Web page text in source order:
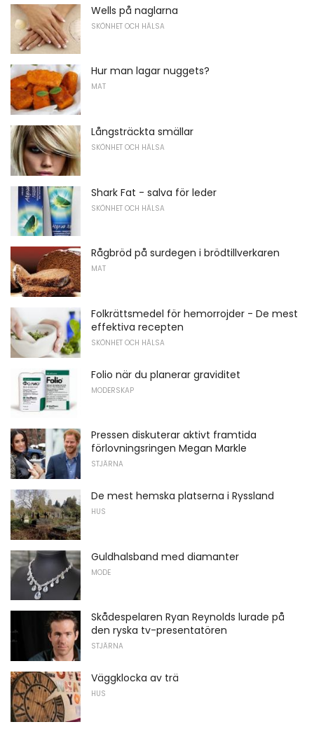
Wells på naglarna
SKÖNHET OCH HÄLSA
Hur man lagar nuggets?
MAT
Långsträckta smällar
SKÖNHET OCH HÄLSA
Shark Fat - salva för leder
SKÖNHET OCH HÄLSA
Rågbröd på surdegen i brödtillverkaren
MAT
Folkrättsmedel för hemorrojder - De mest
effektiva recepten
SKÖNHET OCH HÄLSA
Folio när du planerar graviditet
MODERSKAP
Pressen diskuterar aktivt framtida
förlovningsringen Megan Markle
STJÄRNA
De mest hemska platserna i Ryssland
HUS
Guldhalsband med diamanter
MODE
Skådespelaren Ryan Reynolds lurade på
den ryska tv-presentatören
STJÄRNA
Väggklocka av trä
HUS